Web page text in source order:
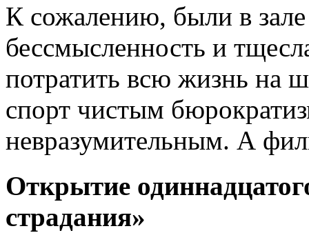
К сожалению, были в
бессмысленность и
потратить всю жизнь на
спорт чистым
невразумительным. А
Открытие
страдания»